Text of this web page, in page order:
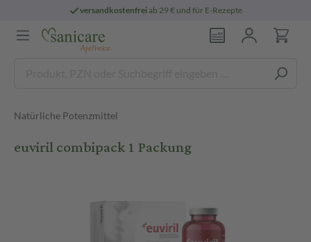
versandkostenfreiab 29 € und für E-Rezepte
Natürliche Potenzmittel
euviril combipack 1 Packung